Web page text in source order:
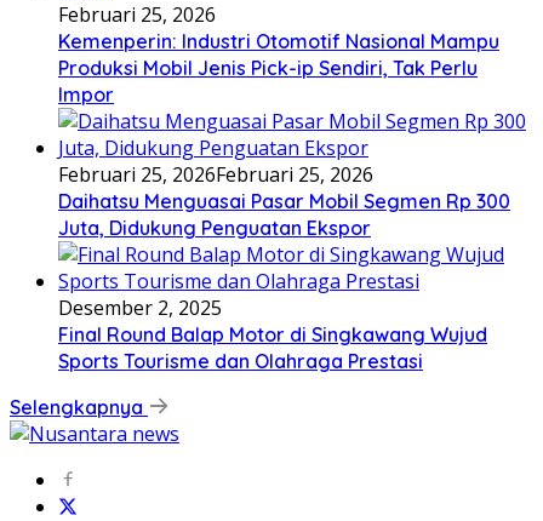
Februari 25, 2026
Kemenperin: Industri Otomotif Nasional Mampu
Produksi Mobil Jenis Pick-ip Sendiri, Tak Perlu
Impor
Februari 25, 2026Februari 25, 2026
Daihatsu Menguasai Pasar Mobil Segmen Rp 300
Juta, Didukung Penguatan Ekspor
Desember 2, 2025
Final Round Balap Motor di Singkawang Wujud
Sports Tourisme dan Olahraga Prestasi
Selengkapnya